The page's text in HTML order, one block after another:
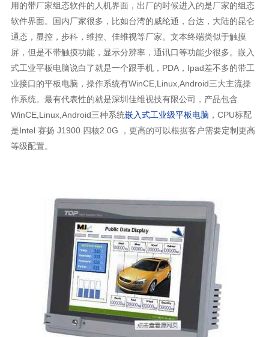
用的带厂家组态软件的人机界面，出厂的时候进入的是厂家的组态
软件界面。国内厂家很多，比如台湾的威纶通，台达，大陆的昆仑
通态，显控，步科，维控、佳维视等厂家。文本终端类似于触摸
屏，但是不带触摸功能，显示分辨率，通讯口等功能少很多。嵌入
式工业平板电脑说白了就是一个跟手机，PDA，Ipad差不多的带工
业接口的平板电脑，操作系统有WinCE,Linux,Android三大主流操
作系统。最有代表性的就是深圳佳维视技有限公司，产品包含
WinCE,Linux,Android三种系统嵌入式工业级平板电脑 ，CPU标配
是Intel 赛扬 J1900 四核2.0G ，更高的可以根据客户需要定制更高
等级配置。